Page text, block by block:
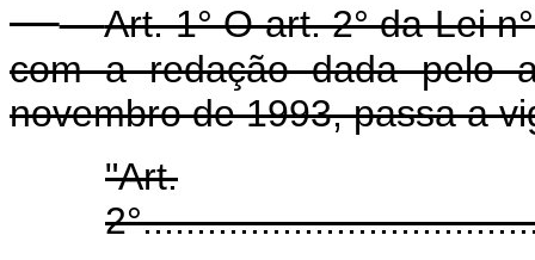
Art. 1° O art. 2° da Lei
com a redação dada pelo
novembro de 1993, passa a
"Art.